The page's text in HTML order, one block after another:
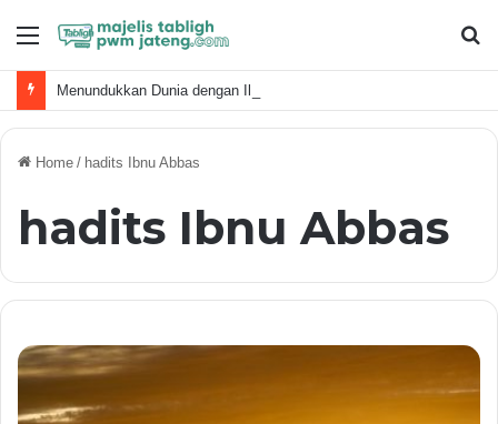
Menu
Home / hadits Ibnu Abbas
hadits Ibnu Abbas